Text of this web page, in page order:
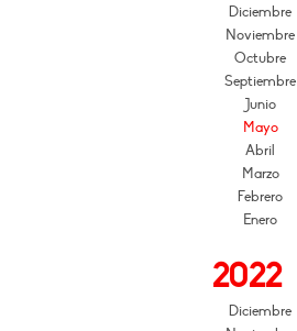
Diciembre
Noviembre
Octubre
Septiembre
Junio
Mayo
Abril
Marzo
Febrero
Enero
2022
Diciembre